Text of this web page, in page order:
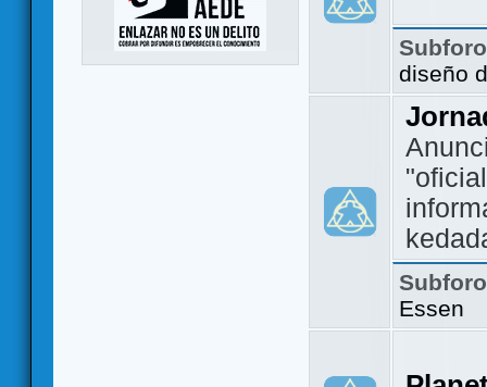
diseño
Essen